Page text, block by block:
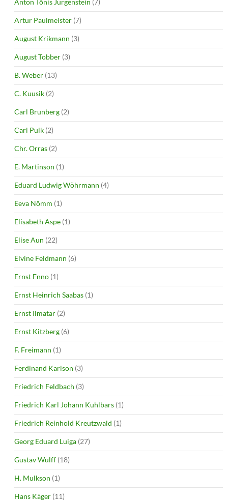
Anton Tõnis Jürgenstein (7)
Artur Paulmeister (7)
August Krikmann (3)
August Tobber (3)
B. Weber (13)
C. Kuusik (2)
Carl Brunberg (2)
Carl Pulk (2)
Chr. Orras (2)
E. Martinson (1)
Eduard Ludwig Wöhrmann (4)
Eeva Nõmm (1)
Elisabeth Aspe (1)
Elise Aun (22)
Elvine Feldmann (6)
Ernst Enno (1)
Ernst Heinrich Saabas (1)
Ernst Ilmatar (2)
Ernst Kitzberg (6)
F. Freimann (1)
Ferdinand Karlson (3)
Friedrich Feldbach (3)
Friedrich Karl Johann Kuhlbars (1)
Friedrich Reinhold Kreutzwald (1)
Georg Eduard Luiga (27)
Gustav Wulff (18)
H. Mulkson (1)
Hans Käger (11)